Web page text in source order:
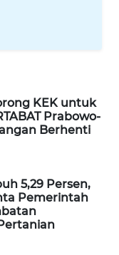
KEK untuk
Prabowo-
Berhenti
5,29 Persen,
Pemerintah